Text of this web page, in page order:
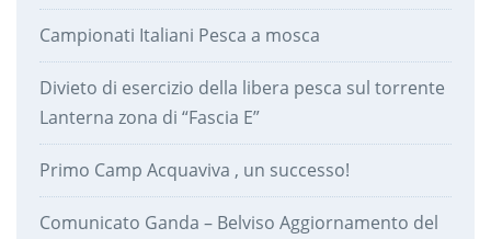
Campionati Italiani Pesca a mosca
Divieto di esercizio della libera pesca sul torrente
Lanterna zona di “Fascia E”
Primo Camp Acquaviva , un successo!
Comunicato Ganda – Belviso Aggiornamento del